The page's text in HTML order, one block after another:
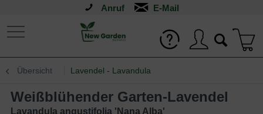
Anruf
Übersicht Lavendel - Lavandula
Weißblühender Garten-Lavendel
Lavandula angustifolia 'Nana Alba'